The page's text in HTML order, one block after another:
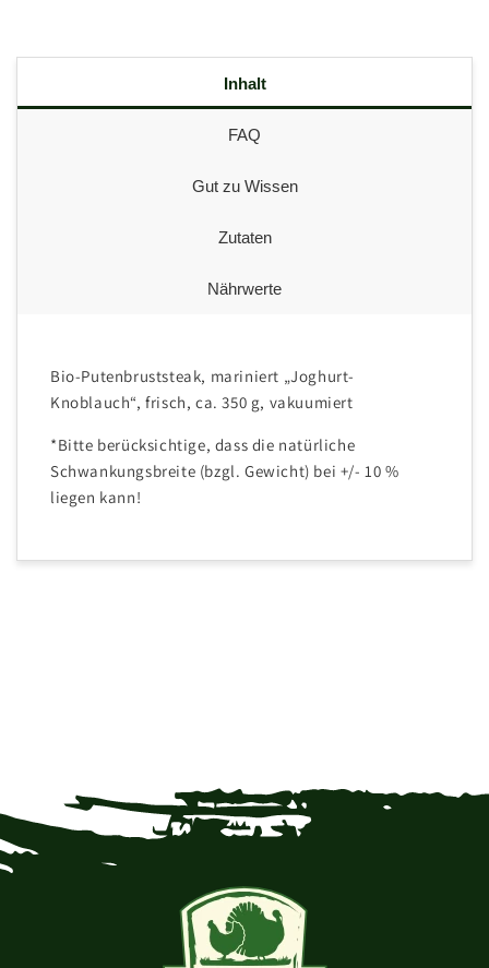
Inhalt
FAQ
Gut zu Wissen
Zutaten
Nährwerte
Bio-Putenbruststeak, mariniert „Joghurt-
Knoblauch“, frisch, ca. 350 g, vakuumiert
*Bitte berücksichtige, dass die natürliche
Schwankungsbreite (bzgl. Gewicht) bei +/- 10 %
liegen kann!